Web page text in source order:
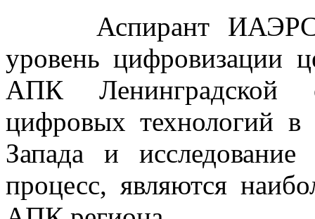
Аспирант ИАЭРСТ
уровень цифровизации
АПК Ленинградской
цифровых технологий
Запада и
процесс, являются